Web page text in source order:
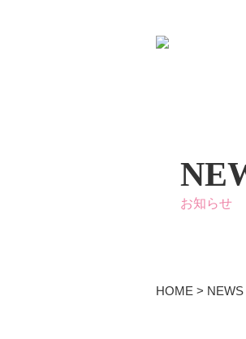
お知らせ
HOME > NEWS